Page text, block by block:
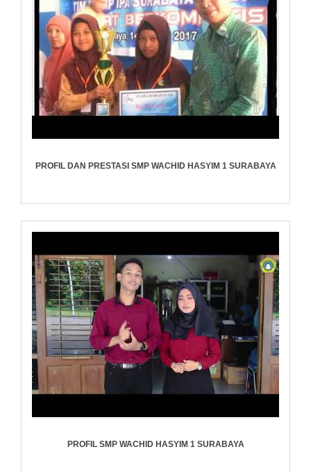
PROFIL DAN PRESTASI SMP WACHID HASYIM 1 SURABAYA
PROFIL SMP WACHID HASYIM 1 SURABAYA